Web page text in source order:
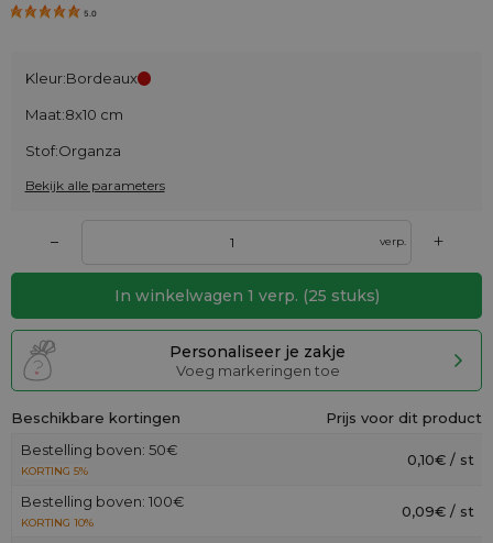
5.0
Kleur:Bordeaux
Maat:8x10 cm
Stof:Organza
Bekijk alle parameters
– verp. +
In winkelwagen 1 verp. (25 stuks)
Personaliseer je zakje
Voeg markeringen toe
Beschikbare kortingen
Prijs voor dit product
Bestelling boven: 50€
KORTING 5%
0,10€ / st
Bestelling boven: 100€
KORTING 10%
0,09€ / st